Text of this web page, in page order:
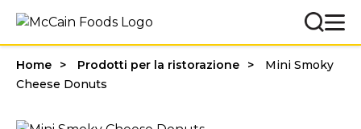
Home Prodotti per la ristorazione
Mini Smoky
Cheese Donuts